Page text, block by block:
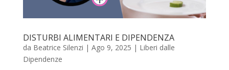
DISTURBI ALIMENTARI E DIPENDENZA
da Beatrice Silenzi | Ago 9, 2025 | Liberi dalle
Dipendenze